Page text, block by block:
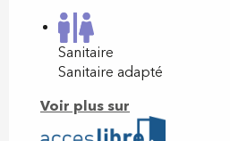
Sanitaire
Sanitaire adapté
Voir plus sur